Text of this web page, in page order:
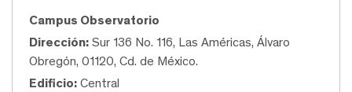
Campus Observatorio
Dirección: Sur 136 No. 116, Las Américas, Álvaro
Obregón, 01120, Cd. de México.
Edificio: Central